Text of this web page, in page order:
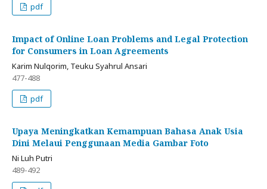
pdf
Impact of Online Loan Problems and Legal Protection
for Consumers in Loan Agreements
Karim Nulqorim, Teuku Syahrul Ansari
477-488
pdf
Upaya Meningkatkan Kemampuan Bahasa Anak Usia
Dini Melaui Penggunaan Media Gambar Foto
Ni Luh Putri
489-492